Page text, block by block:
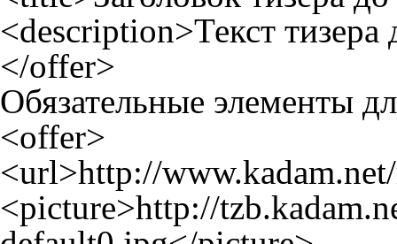
<description>Текст
</offer>
Обязательные элементы
<offer>
<url>http://
<picture>http://